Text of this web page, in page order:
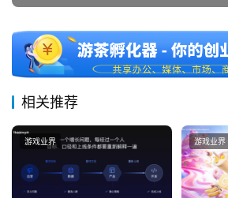
国
相关推荐
游戏业界 游戏业界